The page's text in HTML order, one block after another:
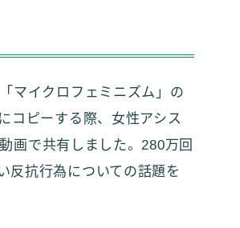
マイクロフェミニズム」の
コピーする際、女性アシス
画で共有しました。280万回
反抗行為についての話題を